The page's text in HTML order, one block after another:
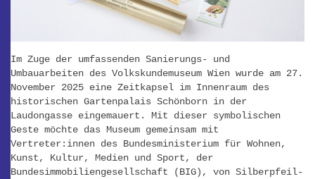
Im Zuge der umfassenden Sanierungs- und
Umbauarbeiten des Volkskundemuseum Wien wurde am 27.
November 2025 eine Zeitkapsel im Innenraum des
historischen Gartenpalais Schönborn in der
Laudongasse eingemauert. Mit dieser symbolischen
Geste möchte das Museum gemeinsam mit
Vertreter:innen des Bundesministerium für Wohnen,
Kunst, Kultur, Medien und Sport, der
Bundesimmobiliengesellschaft (BIG), von Silberpfeil-